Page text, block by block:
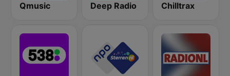
Qmusic Deep Radio Chilltrax